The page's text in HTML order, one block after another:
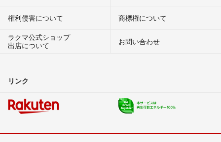
権利侵害について
商標権について
ラクマ公式ショップ
出店について
お問い合わせ
リンク